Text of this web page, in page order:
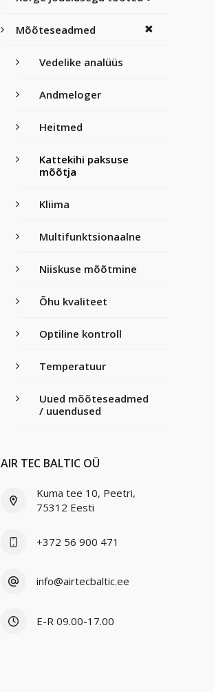
Mõõteseadmed
Vedelike analüüs
Andmeloger
Heitmed
Kattekihi paksuse
mõõtja
Kliima
Multifunktsionaalne
Niiskuse mõõtmine
Õhu kvaliteet
Optiline kontroll
Temperatuur
Uued mõõteseadmed
/ uuendused
AIR TEC BALTIC OÜ
Kuma tee 10, Peetri,
75312 Eesti
+372 56 900 471
info@airtecbaltic.ee
E-R 09.00-17.00